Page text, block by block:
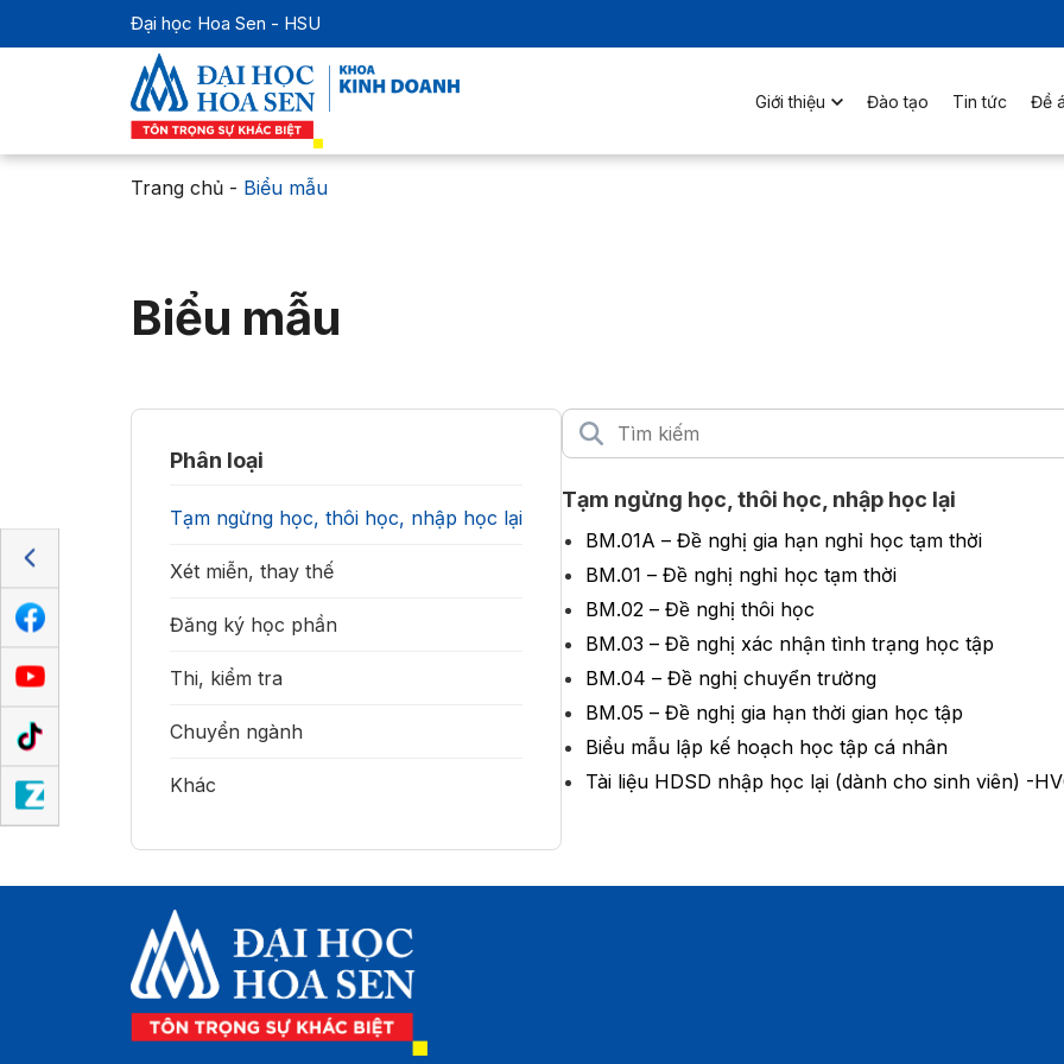
Đại học Hoa Sen - HSU
Giới thiệu Đào tạo Tin tức Đề
Trang chủ- Biểu mẫu
Biểu mẫu
Phân loại
Tạm ngừng học, thôi học, nhập học lại
Xét miễn, thay thế
Đăng ký học phần
Thi, kiểm tra
Chuyển ngành
Khác
Tạm ngừng học, thôi học, nhập học lại
BM.01A – Đề nghị gia hạn nghỉ học tạm thời
BM.01 – Đề nghị nghỉ học tạm thời
BM.02 – Đề nghị thôi học
BM.03 – Đề nghị xác nhận tình trạng học tập
BM.04 – Đề nghị chuyển trường
BM.05 – Đề nghị gia hạn thời gian học tập
Biểu mẫu lập kế hoạch học tập cá nhân
Tài liệu HDSD nhập học lại (dành cho sinh viên) -